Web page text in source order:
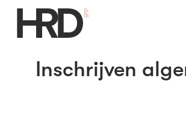
Inschrijven